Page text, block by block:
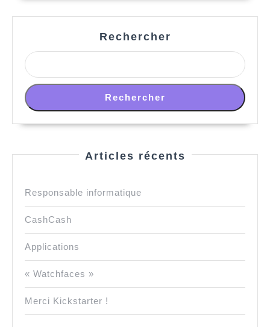
Rechercher
Rechercher
Articles récents
Responsable informatique
CashCash
Applications
« Watchfaces »
Merci Kickstarter !